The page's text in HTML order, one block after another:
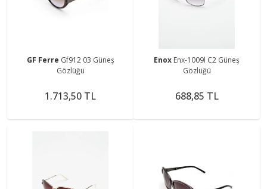
GF Ferre Gf912 03 Güneş
Gözlüğü
1.713,50 TL
Enox Enx-1009l C2 Güneş
Gözlüğü
688,85 TL